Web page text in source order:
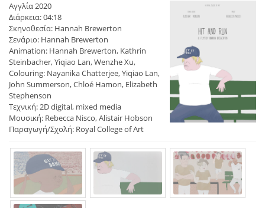
Αγγλία 2020
Διάρκεια: 04:18
Σκηνοθεσία: Hannah Brewerton
Σενάριο: Hannah Brewerton
Animation: Hannah Brewerton, Kathrin
Steinbacher, Yiqiao Lan, Wenzhe Xu,
Colouring: Nayanika Chatterjee, Yiqiao Lan,
John Summerson, Chloé Hamon, Elizabeth
Stephenson
Τεχνική: 2D digital, mixed media
Μουσική: Rebecca Nisco, Alistair Hobson
Παραγωγή/Σχολή: Royal College of Art